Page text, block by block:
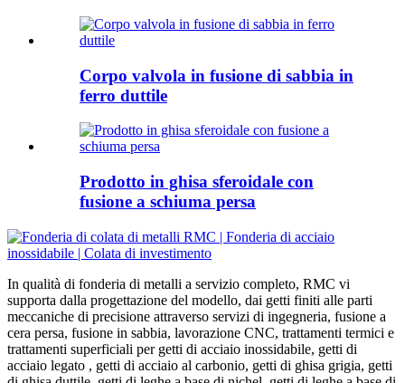
Corpo valvola in fusione di sabbia in
ferro duttile
Prodotto in ghisa sferoidale con
fusione a schiuma persa
In qualità di fonderia di metalli a servizio completo, RMC vi
supporta dalla progettazione del modello, dai getti finiti alle parti
meccaniche di precisione attraverso servizi di ingegneria, fusione a
cera persa, fusione in sabbia, lavorazione CNC, trattamenti termici e
trattamenti superficiali per getti di acciaio inossidabile, getti di
acciaio legato , getti di acciaio al carbonio, getti di ghisa grigia, getti